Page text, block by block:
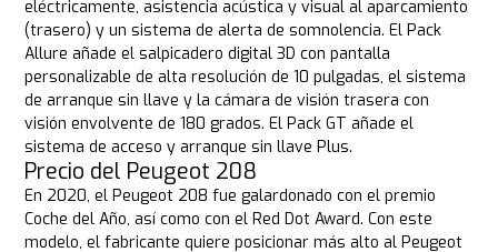
eléctricamente, asistencia acústica y visual al aparcamiento
(trasero) y un sistema de alerta de somnolencia. El Pack
Allure añade el salpicadero digital 3D con pantalla
personalizable de alta resolución de 10 pulgadas, el sistema
de arranque sin llave y la cámara de visión trasera con
visión envolvente de 180 grados. El Pack GT añade el
sistema de acceso y arranque sin llave Plus.
Precio del Peugeot 208
En 2020, el Peugeot 208 fue galardonado con el premio
Coche del Año, así como con el Red Dot Award. Con este
modelo, el fabricante quiere posicionar más alto al Peugeot